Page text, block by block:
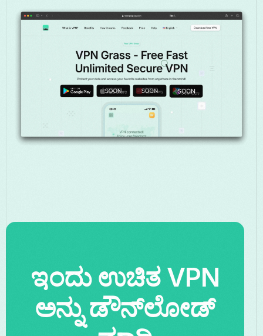
ಇಂದು ಉಚಿತ VPN
ಅನ್ನು ಡೌನ್‌ಲೋಡ್